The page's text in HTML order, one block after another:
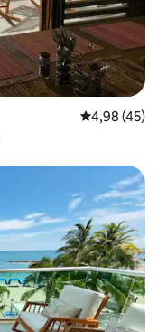
Prosečna
4,98 (45)